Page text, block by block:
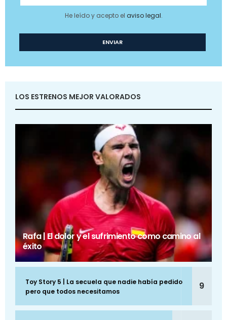
He leído y acepto el aviso legal.
LOS ESTRENOS MEJOR VALORADOS
Rafa | El dolor y el sufrimiento como camino al
éxito
Toy Story 5 | La secuela que nadie había pedido
pero que todos necesitamos
9